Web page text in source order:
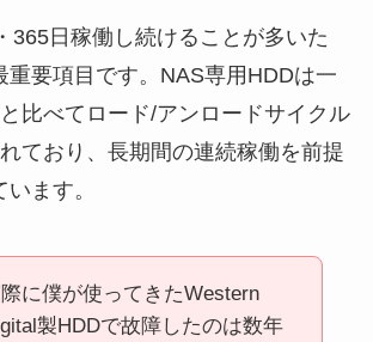
365日稼働し続けることが多いた
重要項目です。NAS専用HDDは一
比べてロード/アンロードサイクル
ており、長期間の連続稼働を前提
ます。
に僕が使ってきたWestern
製HDDで故障したのは数年